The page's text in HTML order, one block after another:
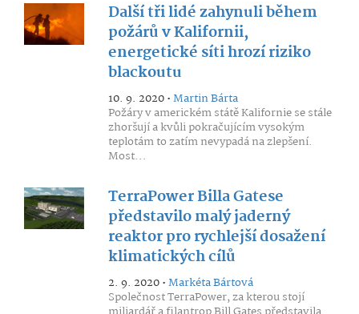
Další tři lidé zahynuli během
požárů v Kalifornii,
energetické síti hrozí riziko
blackoutu
10. 9. 2020 •Martin Bárta
Požáry v americkém státě Kalifornie se stále
zhoršují a kvůli pokračujícím vysokým
teplotám to zatím nevypadá na zlepšení.
Most...
TerraPower Billa Gatese
představilo malý jaderný
reaktor pro rychlejší dosažení
klimatických cílů
2. 9. 2020 •Markéta Bártová
Společnost TerraPower, za kterou stojí